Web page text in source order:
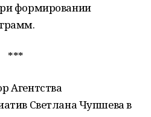
формировании
***
Агентства
Светлана Чупшева в